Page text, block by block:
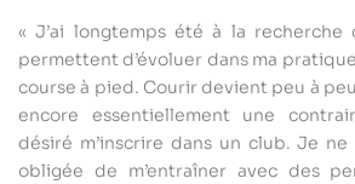
« J’ai longtemps été à la recherche
permettent d’évoluer dans ma
course à pied. Courir devient peu à
encore essentiellement une
désiré m’inscrire dans un club. Je
obligée de m’entraîner avec des